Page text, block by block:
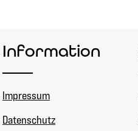
Information
Impressum
Datenschutz